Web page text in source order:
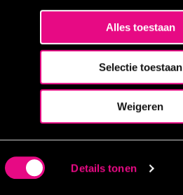
Details tonen
Alles toestaan
Selectie toestaan
Weigeren